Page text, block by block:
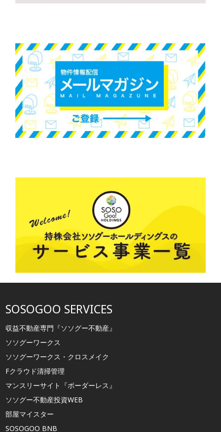
SOSOGOO SERVICES
収益不動産専門『ソソグー不動産』
ソソグーワークス
ソソグーワークス・クロスメイク
Fクラウド清掃管理
マンスリーサイト『ボーダーレス』
ソソグー不動産投資WEB
部屋マイスター
SOSOGOO BNB